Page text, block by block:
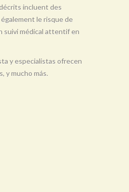
incluent des
le risque de
suivi médical attentif en
y especialistas ofrecen
y mucho más.